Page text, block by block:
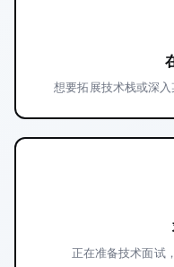
想要拓展技术栈或深
正在准备技术面试